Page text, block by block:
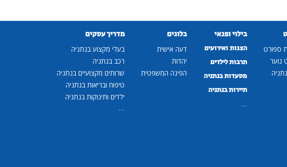
ספורט
נוער
בילוי ופנאי
הצגות ואירועים
תרבות לילדים
מסעדות בנתניה
תיירות בנתניה
בלוגים
דעה אישית
יהדות
הפינה המשפטית
מדריך עסקים
בעלי מקצוע בנתניה
רכב בנתניה
שרותים מקצועיים בנתניה
טיפוח ובריאות בנתניה
ילדים ותינוקות בנתניה